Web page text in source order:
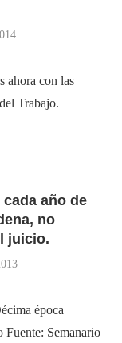
ahora con las
Trabajo.
año de
no
juicio.
época
Fuente: Semanario